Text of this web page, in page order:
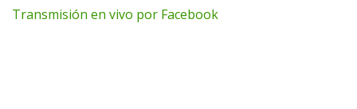
Transmisión en vivo por Facebook